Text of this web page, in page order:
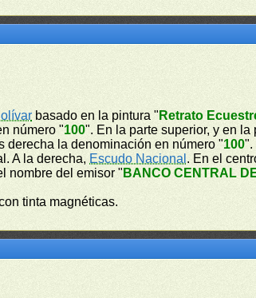
basado en la pintura " Retrato
número "100". En la parte superior, y en la
derecha la denominación en número "100".
A la derecha, Escudo Nacional . En el
nombre del emisor " BANCO CENTRAL
tinta magnéticas.